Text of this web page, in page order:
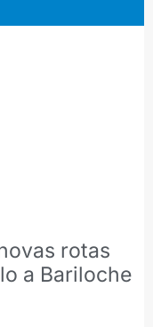
rotas
a Bariloche